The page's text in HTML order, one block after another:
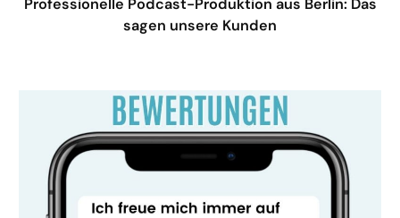
sagen unsere Kunden